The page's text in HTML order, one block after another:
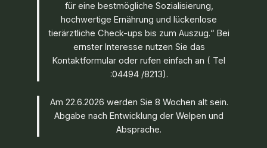
für eine bestmögliche Sozialisierung,
hochwertige Ernährung und lückenlose
tierärztliche Check-ups bis zum Auszug.“ Bei
ernster Interesse nutzen Sie das
Kontaktformular oder rufen einfach an ( Tel
:04494 /8213).
Am 22.6.2026 werden Sie 8 Wochen alt sein.
Abgabe nach Entwicklung der Welpen und
Absprache.